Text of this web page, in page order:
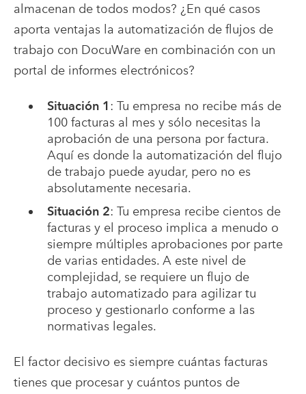
almacenan de todos modos? ¿En qué casos
aporta ventajas la automatización de flujos de
trabajo con DocuWare en combinación con un
portal de informes electrónicos?
Situación 1: Tu empresa no recibe más de
100 facturas al mes y sólo necesitas la
aprobación de una persona por factura.
Aquí es donde la automatización del flujo
de trabajo puede ayudar, pero no es
absolutamente necesaria.
Situación 2: Tu empresa recibe cientos de
facturas y el proceso implica a menudo o
siempre múltiples aprobaciones por parte
de varias entidades. A este nivel de
complejidad, se requiere un flujo de
trabajo automatizado para agilizar tu
proceso y gestionarlo conforme a las
normativas legales.
El factor decisivo es siempre cuántas facturas
tienes que procesar y cuántos puntos de